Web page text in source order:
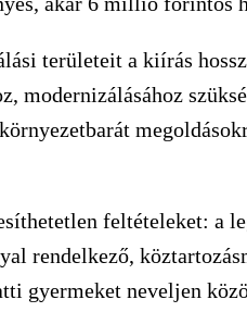
területeit a kiírás
modernizálásához
feltételeket: a
rendelkező,
gyermeket neveljen